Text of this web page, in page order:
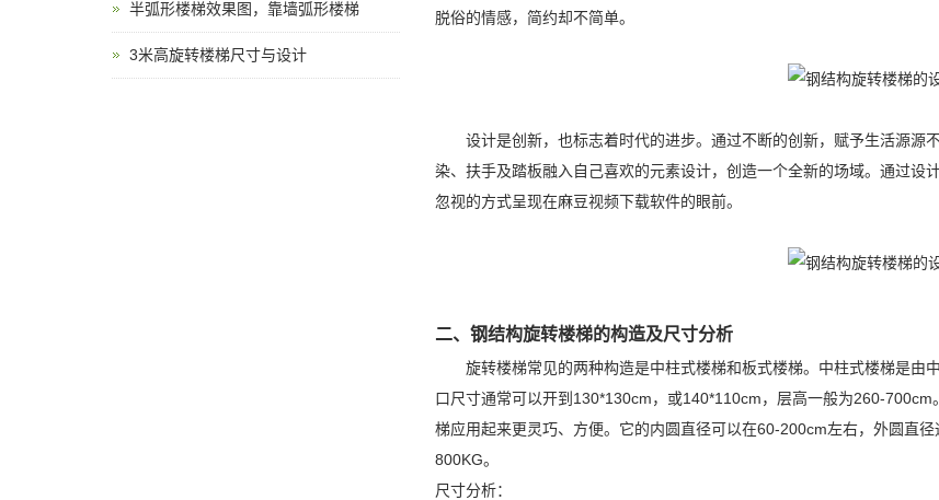
脱俗的情感，简约却不简单。
设计是创新，也标志着时代的进步。通过不断的创新，赋予生活源源
染、扶手及踏板融入自己喜欢的元素设计，创造一个全新的场域。通过设
忽视的方式呈现在麻豆视频下载软件的眼前。
二、钢结构旋转楼梯的构造及尺寸分析
旋转楼梯常见的两种构造是中柱式楼梯和板式楼梯。中柱式楼梯是由
口尺寸通常可以开到130*130cm，或140*110cm，层高一般为260-
梯应用起来更灵巧、方便。它的内圆直径可以在60-200cm左右，外圆直
800KG。
尺寸分析：
半弧形楼梯效果图，靠墙弧形楼梯
3米高旋转楼梯尺寸与设计